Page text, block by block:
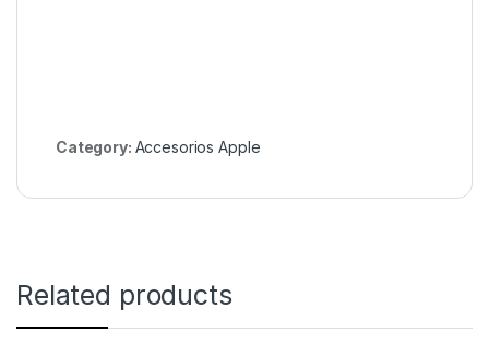
Category: Accesorios Apple
Related products